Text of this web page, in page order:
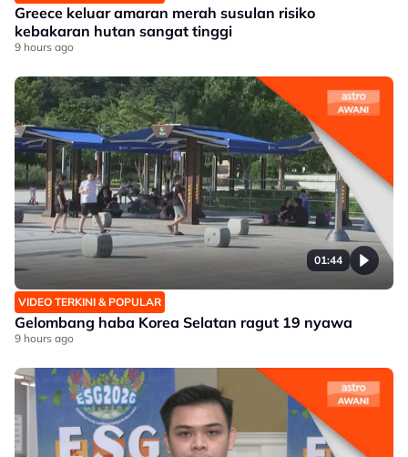
Greece keluar amaran merah susulan risiko
kebakaran hutan sangat tinggi
9 hours ago
01:44
VIDEO TERKINI & POPULAR
Gelombang haba Korea Selatan ragut 19 nyawa
9 hours ago